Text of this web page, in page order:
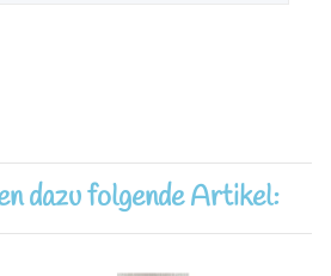
dazu folgende Artikel: